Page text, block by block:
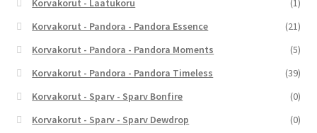
Korvakorut - Laatukoru
(1)
Korvakorut - Pandora - Pandora Essence
(21)
Korvakorut - Pandora - Pandora Moments
(5)
Korvakorut - Pandora - Pandora Timeless
(39)
Korvakorut - Sparv - Sparv Bonfire
(0)
Korvakorut - Sparv - Sparv Dewdrop
(0)